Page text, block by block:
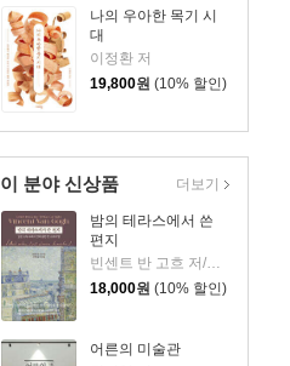
나의 우아한 목기 시
대
이정환 저
19,800원 (10% 할인)
이 분야 신상품
밤의 테라스에서 쓴
편지
빈센트 반 고흐 저/신성림 역
18,000원 (10% 할인)
어른의 미술관
더보기